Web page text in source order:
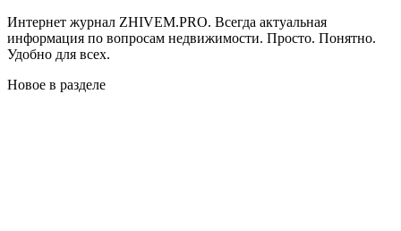
Интернет журнал ZHIVEM.PRO. Всегда актуальная
информация по вопросам недвижимости. Просто. Понятно.
Удобно для всех.
Новое в разделе